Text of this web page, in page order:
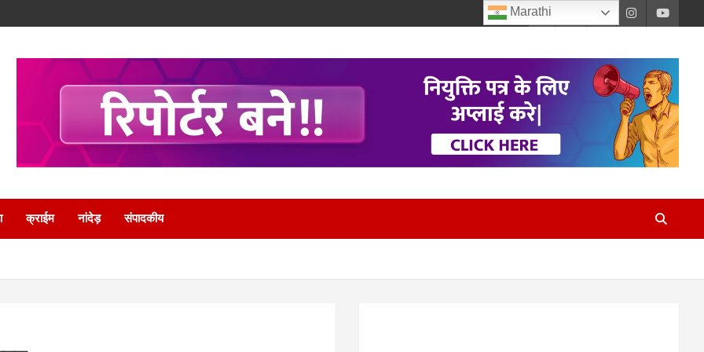
क्राईम नांदेड़ संपादकीय
Marathi